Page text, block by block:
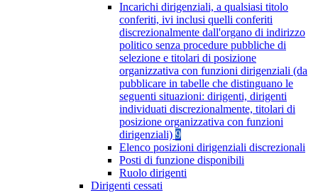
Incarichi dirigenziali, a qualsiasi titolo
conferiti, ivi inclusi quelli conferiti
discrezionalmente dall'organo di indirizzo
politico senza procedure pubbliche di
selezione e titolari di posizione
organizzativa con funzioni dirigenziali (da
pubblicare in tabelle che distinguano le
seguenti situazioni: dirigenti, dirigenti
individuati discrezionalmente, titolari di
posizione organizzativa con funzioni
dirigenziali) 9
Elenco posizioni dirigenziali discrezionali
Posti di funzione disponibili
Ruolo dirigenti
Dirigenti cessati